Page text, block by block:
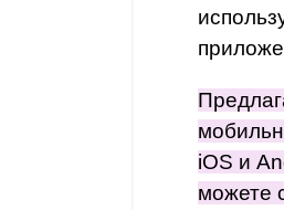
iOS и
можете